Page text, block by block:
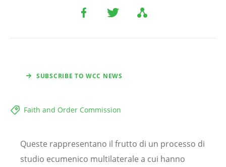
SUBSCRIBE TO WCC NEWS
Faith and Order Commission
Queste rappresentano il frutto di un processo di
studio ecumenico multilaterale a cui hanno